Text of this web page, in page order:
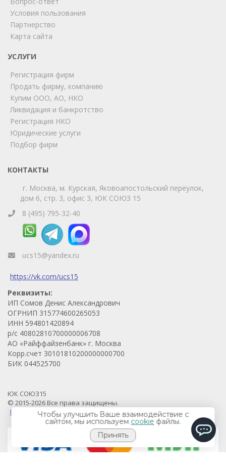
Условия пользования
Партнерство
Карта сайта
УСЛУГИ
Регистрация фирм
Продать фирму, компанию
Купим ООО, АО, НКО
Ликвидация и банкротство
Регистрация НКО
Юридические услуги
Подбор фирм
КОНТАКТЫ
г. Москва, м. Курская, Яковоапостольский переулок,
дом 6, стр. 3, офис 3, ЮК СОЮЗ 15
8 (495) 795-32-40
ucs15@yandex.ru
https://vk.com/ucs15
Реквизиты:
ИП Сомов Денис Александрович
ОГРНИП 315774600265053
ИНН 594801420894
р/с 40802810700000006708
АО «Райффайзенбанк» г. Москва
Корр.счет 30101810200000000700
БИК 044525700
ЮК СОЮЗ15
© 2015-2026 Все права защищены.
Продвижение проекта - Prodvigaem.pro
Чтобы улучшить Ваше взаимодействие с
сайтом, мы используем cookie файлы.
Принять
online
Позвоните нам или свяжитесь с нами через любой
удобный мессенджер!
Telegram
Телефон
ChatApp